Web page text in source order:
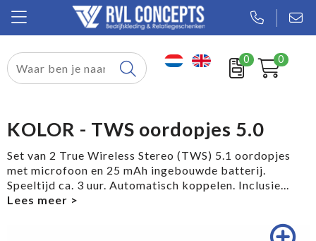
0 0
Relatiegeschenken
Tassen
Sport
KOLOR - TWS oordopjes 5.0
Set van 2 True Wireless Stereo (TWS) 5.1 oordopjes
met microfoon en 25 mAh ingebouwde batterij.
Speeltijd ca. 3 uur. Automatisch koppelen. Inclusie...